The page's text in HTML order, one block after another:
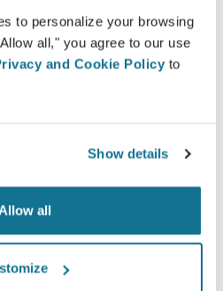
to personalize your browsing
all," you agree to our use
and Cookie Policy to
Show details
Allow all
e seguro
em proteger sua
Nossos servidores são
que garante que suas
na internet utilizado por